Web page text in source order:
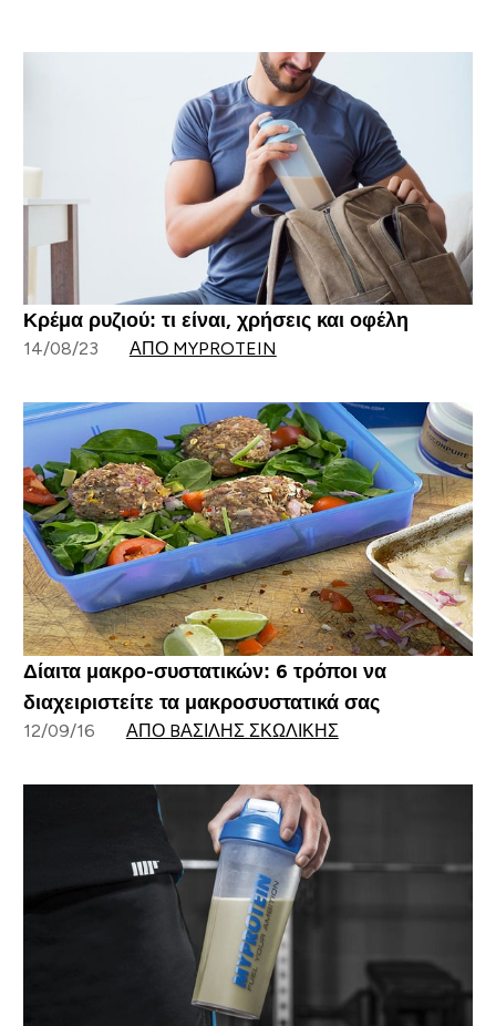
Κρέμα ρυζιού: τι είναι, χρήσεις και οφέλη
14/08/23 ΑΠΌ MYPROTEIN
Δίαιτα μακρο-συστατικών: 6 τρόποι να
διαχειριστείτε τα μακροσυστατικά σας
12/09/16 ΑΠΌ BΑΣΊΛΗΣ ΣΚΩΛΊΚΗΣ